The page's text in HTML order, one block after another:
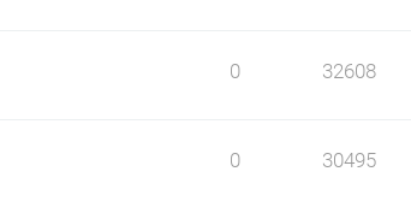
0 32608
0 30495